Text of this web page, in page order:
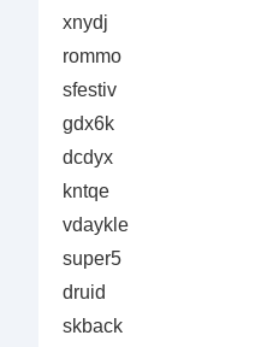
xnydj
rommo
sfestiv
gdx6k
dcdyx
kntqe
vdaykle
super5
druid
skback